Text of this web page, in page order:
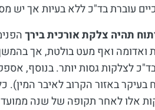
עוברת בד"כ ללא בעיות אך יש
תהיה צלקת אורכית בירך
ואדומה ואף מעט בולטת, אך
לצלקות גסות יותר. בנוסף,
באזור הקרוב לאיבר המין).
אלו לאחר תקופה של שנה ממועד